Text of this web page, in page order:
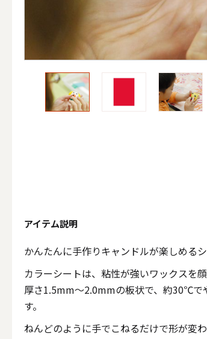
キャ
アイテム説明
かんたんに手作りキャンドルが楽しめるシ
カラーシートは、粘性が強いワックスを
厚さ1.5mm～2.0mmの板状で、約30℃で
す。
ねんどのように手でこねるだけで形が変